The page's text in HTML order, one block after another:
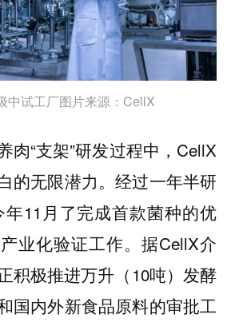
中试工厂图片来源：CellX
肉“支架”研发过程中，CellX
的无限潜力。经过一年半研
11月了完成首款菌种的优
业化验证工作。据CellX介
积极推进万升（10吨）发酵
国内外新食品原料的审批工